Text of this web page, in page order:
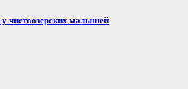
чистоозерских малышей